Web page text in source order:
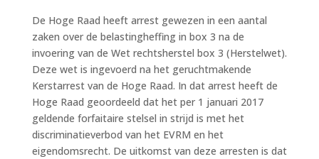
De Hoge Raad heeft arrest gewezen in een aantal
zaken over de belastingheffing in box 3 na de
invoering van de Wet rechtsherstel box 3 (Herstelwet).
Deze wet is ingevoerd na het geruchtmakende
Kerstarrest van de Hoge Raad. In dat arrest heeft de
Hoge Raad geoordeeld dat het per 1 januari 2017
geldende forfaitaire stelsel in strijd is met het
discriminatieverbod van het EVRM en het
eigendomsrecht. De uitkomst van deze arresten is dat